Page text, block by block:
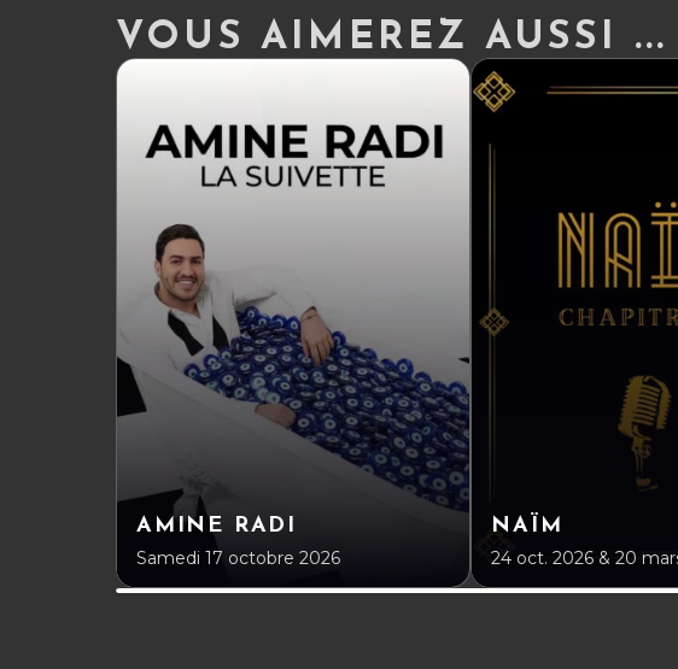
VOUS AIMEREZ AUSSI ...
AMINE RADI
Samedi 17 octobre 2026
NAÏM
24 oct. 2026 & 20